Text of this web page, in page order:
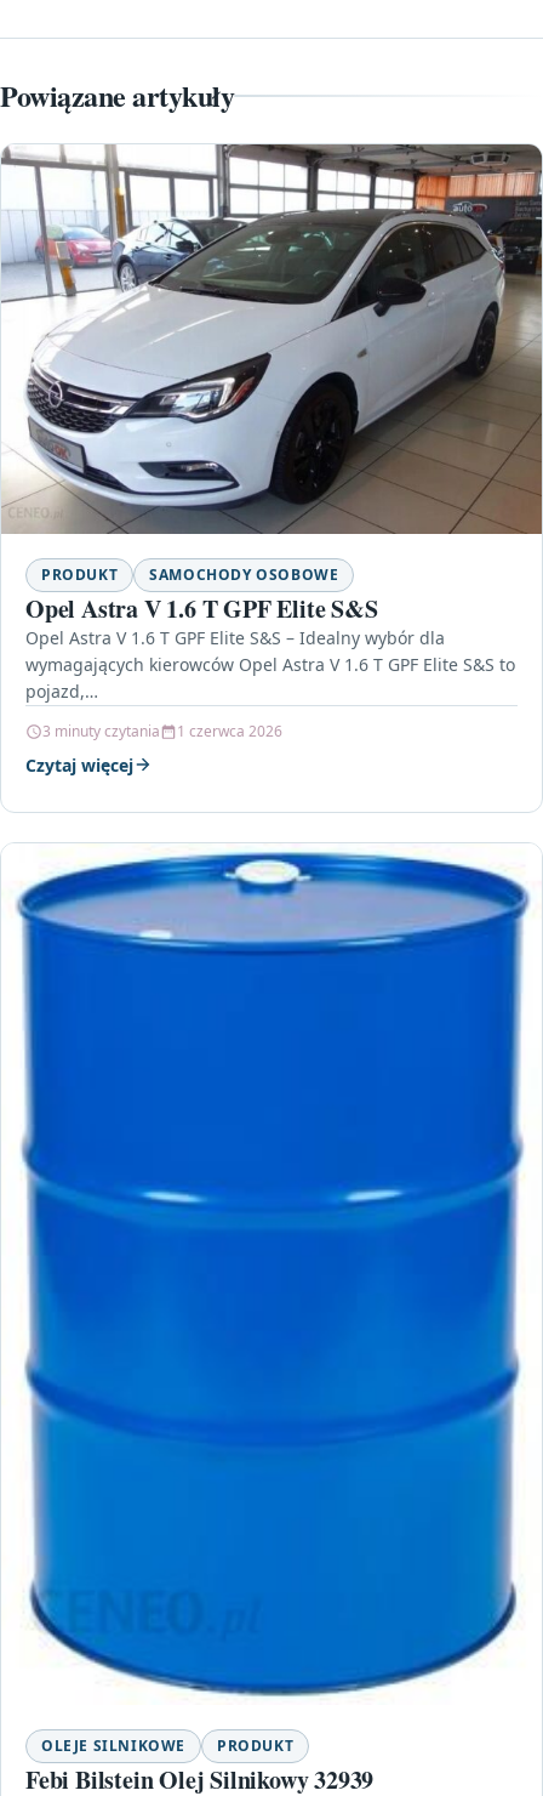
Powiązane artykuły
PRODUKT SAMOCHODY OSOBOWE
Opel Astra V 1.6 T GPF Elite S&S
Opel Astra V 1.6 T GPF Elite S&S – Idealny wybór dla
wymagających kierowców Opel Astra V 1.6 T GPF Elite S&S to
pojazd,…
3 minuty czytania 1 czerwca 2026
Czytaj więcej
OLEJE SILNIKOWE PRODUKT
Febi Bilstein Olej Silnikowy 32939